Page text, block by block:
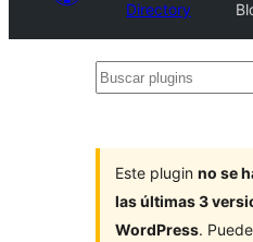
Directory
Buscar
Este plugin no se
las últimas 3
WordPress.